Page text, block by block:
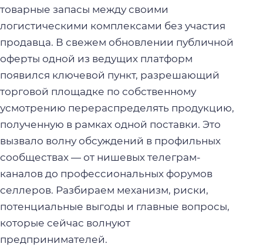
товарные запасы между своими
логистическими комплексами без участия
продавца. В свежем обновлении публичной
оферты одной из ведущих платформ
появился ключевой пункт, разрешающий
торговой площадке по собственному
усмотрению перераспределять продукцию,
полученную в рамках одной поставки. Это
вызвало волну обсуждений в профильных
сообществах — от нишевых телеграм-
каналов до профессиональных форумов
селлеров. Разбираем механизм, риски,
потенциальные выгоды и главные вопросы,
которые сейчас волнуют
предпринимателей.